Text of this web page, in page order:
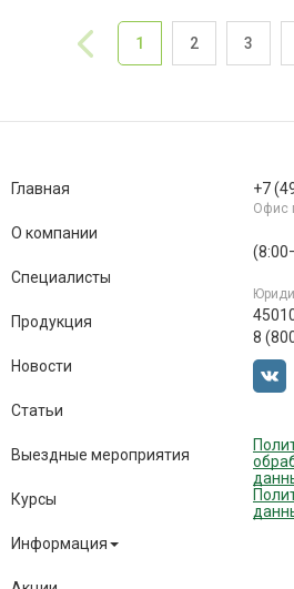
« 1 2 3
Главная
О компании
Специалисты
Продукция
Новости
Статьи
Выездные мероприятия
Курсы
Информация
+7
Офис
8